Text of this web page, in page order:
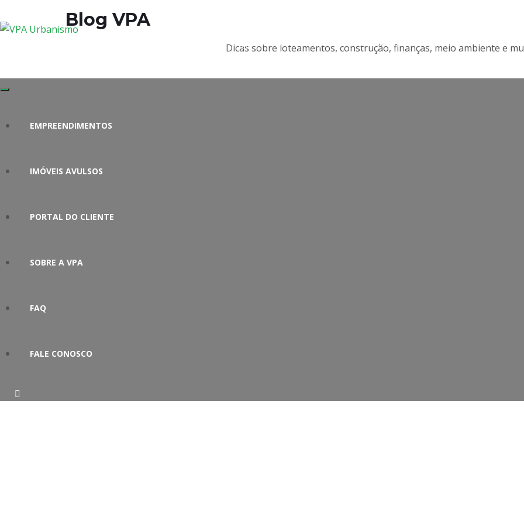
R. Levindo Lopes, 357, 3º Andar
Savassi - Belo Horizonte - MG
EMPREENDIMENTOS
IMÓVEIS AVULSOS
PORTAL DO CLIENTE
SOBRE A VPA
FAQ
FALE CONOSCO
Blog VPA
Dicas sobre loteamentos, construção, finanças, meio ambiente e